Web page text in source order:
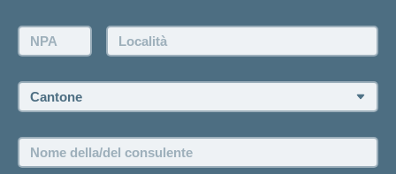
Farsi contattare telefonicamente dall'agenzia
Fissare un appuntamento
Offerte di lavoro e carriera
NPA: Località:
Cantone:
Nome
della/del